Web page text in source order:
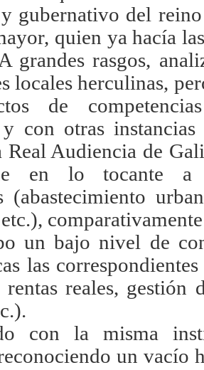
gubernativo del
quien ya hacía
grandes rasgos,
locales herculinas,
de
con otras
Real Audiencia de
en lo tocante a
(abastecimiento
un bajo nivel de
las
rentas reales, gestión
con la misma
un vacío